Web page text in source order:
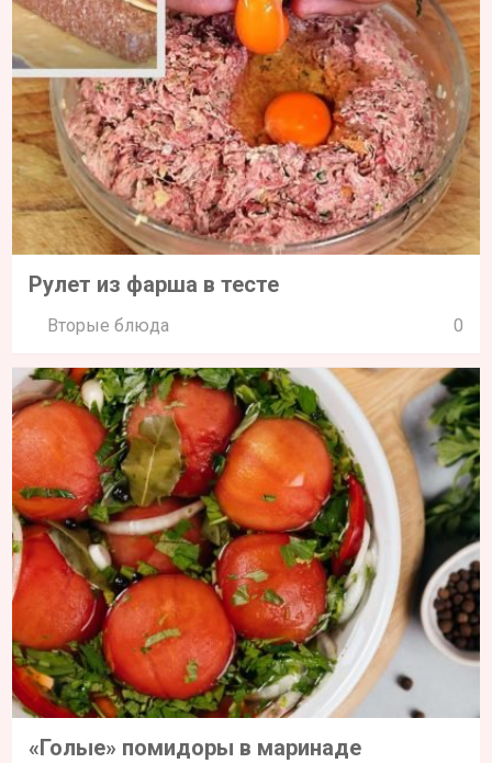
Рулет из фарша в тесте
Вторые блюда 0
«Голые» помидоры в маринаде